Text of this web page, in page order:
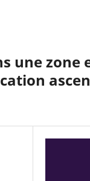
une zone